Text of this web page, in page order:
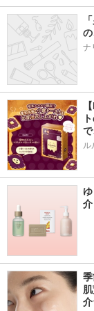
ナ
ル
介